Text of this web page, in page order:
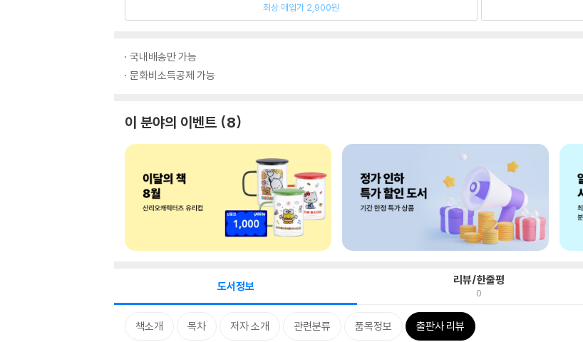
최상 매입가 2,900원
국내배송만 가능
문화비소득공제 가능
이 분야의 이벤트 8
도서정보 리뷰/한줄평
0
책소개 목차 저자 소개 관련분류 품목정보 출판사 리뷰